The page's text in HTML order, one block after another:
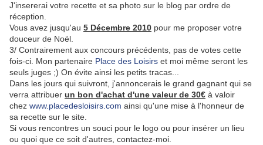
J'insererai votre recette et sa photo sur le blog par ordre de
réception.
Vous avez jusqu'au 5 Décembre 2010 pour me proposer votre
douceur de Noël.
3/ Contrairement aux concours précédents, pas de votes cette
fois-ci. Mon partenaire Place des Loisirs et moi même seront les
seuls juges ;) On évite ainsi les petits tracas...
Dans les jours qui suivront, j'annoncerais le grand gagnant qui se
verra attribuer un bon d'achat d'une valeur de 30€ à valoir
chez www.placedesloisirs.com ainsi qu'une mise à l'honneur de
sa recette sur le site.
Si vous rencontres un souci pour le logo ou pour insérer un lieu
ou quoi que ce soit d'autres, contactez-moi.